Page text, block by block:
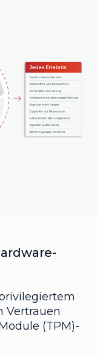
Vertrauen
(TPM)-